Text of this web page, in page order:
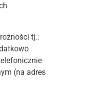
tj.:
(na adres